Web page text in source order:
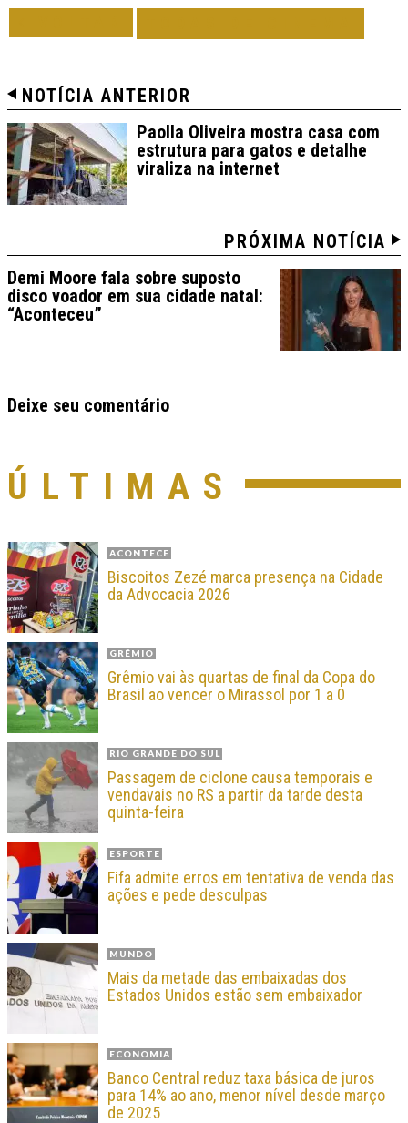
NOTÍCIA ANTERIOR
Paolla Oliveira mostra casa com
estrutura para gatos e detalhe
viraliza na internet
PRÓXIMA NOTÍCIA
Demi Moore fala sobre suposto
disco voador em sua cidade natal:
“Aconteceu”
Deixe seu comentário
ÚLTIMAS
ACONTECE
Biscoitos Zezé marca presença na Cidade
da Advocacia 2026
GRÊMIO
Grêmio vai às quartas de final da Copa do
Brasil ao vencer o Mirassol por 1 a 0
RIO GRANDE DO SUL
Passagem de ciclone causa temporais e
vendavais no RS a partir da tarde desta
quinta-feira
ESPORTE
Fifa admite erros em tentativa de venda das
ações e pede desculpas
MUNDO
Mais da metade das embaixadas dos
Estados Unidos estão sem embaixador
ECONOMIA
Banco Central reduz taxa básica de juros
para 14% ao ano, menor nível desde março
de 2025